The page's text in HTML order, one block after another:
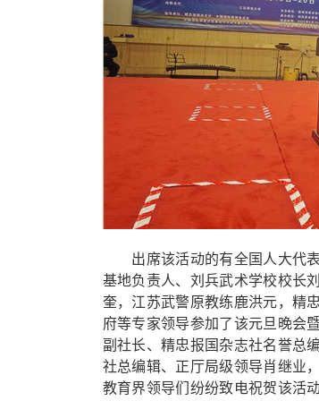
出席该活动的有全国人大代表
基地负责人、刘兵武术学校校长
奎，江苏武警原教练鹿洪元，精
府等专家领导参加了该元旦晚会
副社长、精忠报国杂志社名誉总
社总编辑、正厅局级领导肖继业
教育界领导们纷纷致电祝贺该活